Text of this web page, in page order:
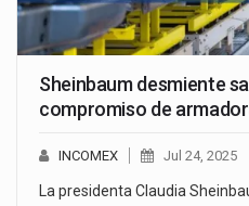
Sheinbaum desmiente
compromiso de
INCOMEX Jul 24, 2025
La presidenta Claudia